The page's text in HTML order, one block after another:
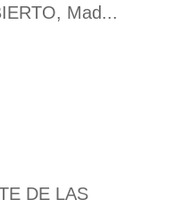
Mad...
DE LAS